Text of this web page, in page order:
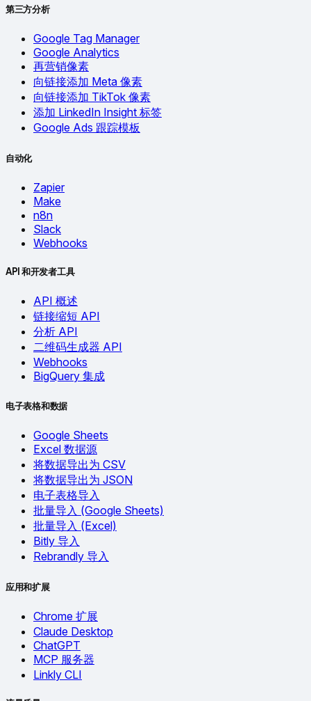
第三方分析
Google Tag Manager
Google Analytics
再营销像素
向链接添加 Meta 像素
向链接添加 TikTok 像素
添加 LinkedIn Insight 标签
Google Ads 跟踪模板
自动化
Zapier
Make
n8n
Slack
Webhooks
API 和开发者工具
API 概述
链接缩短 API
分析 API
二维码生成器 API
Webhooks
BigQuery 集成
电子表格和数据
Google Sheets
Excel 数据源
将数据导出为 CSV
将数据导出为 JSON
电子表格导入
批量导入 (Google Sheets)
批量导入 (Excel)
Bitly 导入
Rebrandly 导入
应用和扩展
Chrome 扩展
Claude Desktop
ChatGPT
MCP 服务器
Linkly CLI